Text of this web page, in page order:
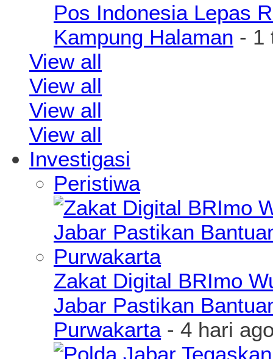
Pos Indonesia Lepas
Kampung Halaman - 1
View all
View all
View all
View all
Investigasi
Peristiwa
Zakat Digital BRImo
Jabar Pastikan
Purwakarta- 4 hari